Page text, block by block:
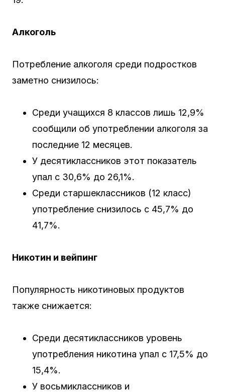
Алкоголь
Потребление алкоголя среди подростков
заметно снизилось:
Среди учащихся 8 классов лишь 12,9%
сообщили об употреблении алкоголя за
последние 12 месяцев.
У десятиклассников этот показатель
упал с 30,6% до 26,1%.
Среди старшеклассников (12 класс)
употребление снизилось с 45,7% до
41,7%.
Никотин и вейпинг
Популярность никотиновых продуктов
также снижается:
Среди десятиклассников уровень
употребления никотина упал с 17,5% до
15,4%.
У восьмиклассников и